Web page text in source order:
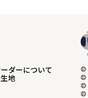
ダーについて
地